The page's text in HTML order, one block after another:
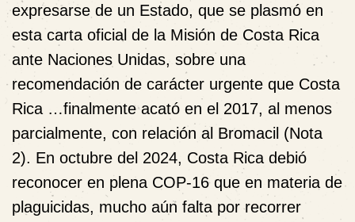
expresarse de un Estado, que se plasmó en
esta carta oficial de la Misión de Costa Rica
ante Naciones Unidas, sobre una
recomendación de carácter urgente que Costa
Rica …finalmente acató en el 2017, al menos
parcialmente, con relación al Bromacil (Nota
2). En octubre del 2024, Costa Rica debió
reconocer en plena COP-16 que en materia de
plaguicidas, mucho aún falta por recorrer